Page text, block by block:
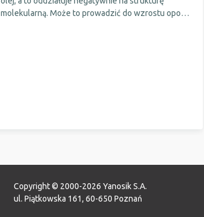
molekularną. Może to prowadzić do wzrostu oporu
Copyright © 2000-2026 Yanosik S.A.
ul. Piątkowska 161, 60-650 Poznań